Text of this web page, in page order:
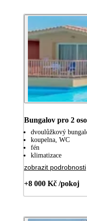
Bungalov pro 2
dvoulůžkový
koupelna, WC
fén
klimatizace
zobrazit podrobnosti
+8 000 Kč /pokoj